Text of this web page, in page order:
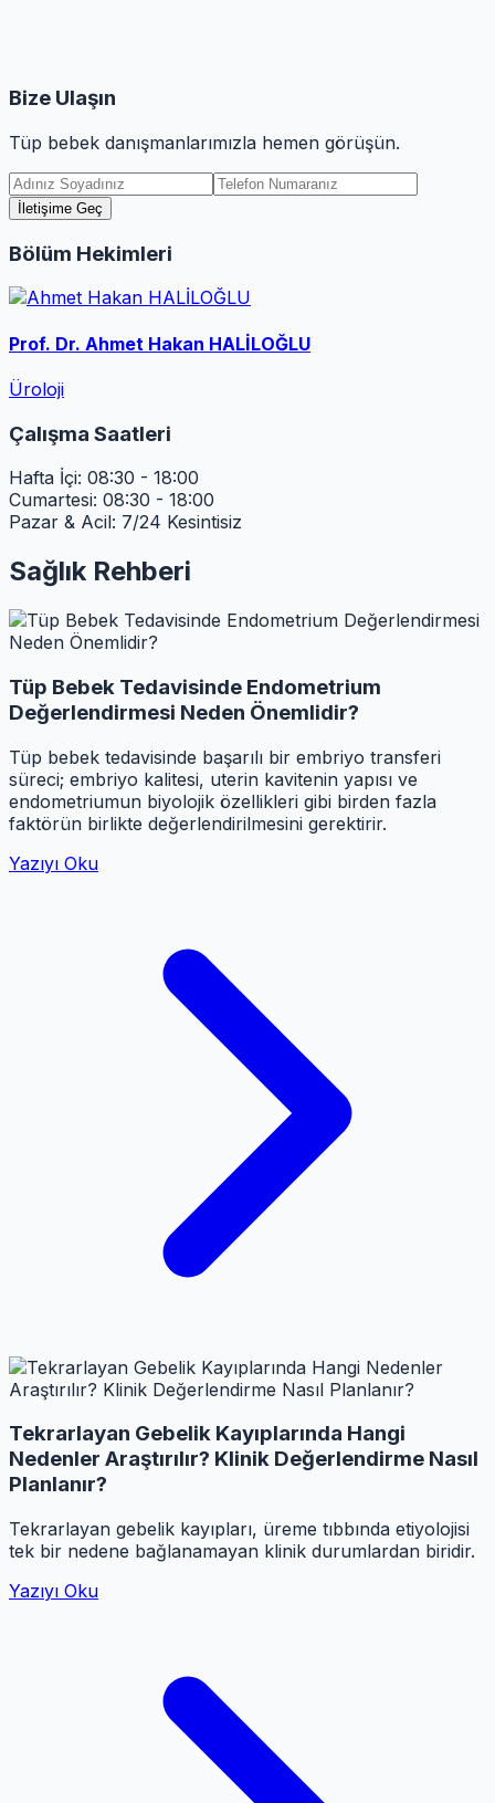
Bize Ulaşın
Tüp bebek danışmanlarımızla hemen görüşün.
İletişime Geç
Bölüm Hekimleri
Prof. Dr. Ahmet Hakan HALİLOĞLU
Üroloji
Çalışma Saatleri
Hafta İçi: 08:30 - 18:00
Cumartesi: 08:30 - 18:00
Pazar & Acil: 7/24 Kesintisiz
Sağlık Rehberi
Tüp Bebek Tedavisinde Endometrium
Değerlendirmesi Neden Önemlidir?
Tüp bebek tedavisinde başarılı bir embriyo transferi
süreci; embriyo kalitesi, uterin kavitenin yapısı ve
endometriumun biyolojik özellikleri gibi birden fazla
faktörün birlikte değerlendirilmesini gerektirir.
Yazıyı Oku
Tekrarlayan Gebelik Kayıplarında Hangi
Nedenler Araştırılır? Klinik Değerlendirme Nasıl
Planlanır?
Tekrarlayan gebelik kayıpları, üreme tıbbında etiyolojisi
tek bir nedene bağlanamayan klinik durumlardan biridir.
Yazıyı Oku